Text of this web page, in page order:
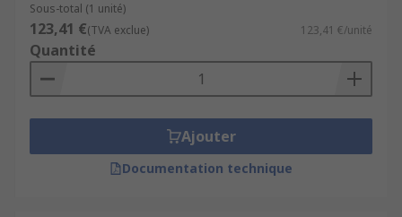
Sous-total (1 unité)
123,41 €(TVA exclue) 123,41 €/unité
Quantité
Ajouter
Documentation technique